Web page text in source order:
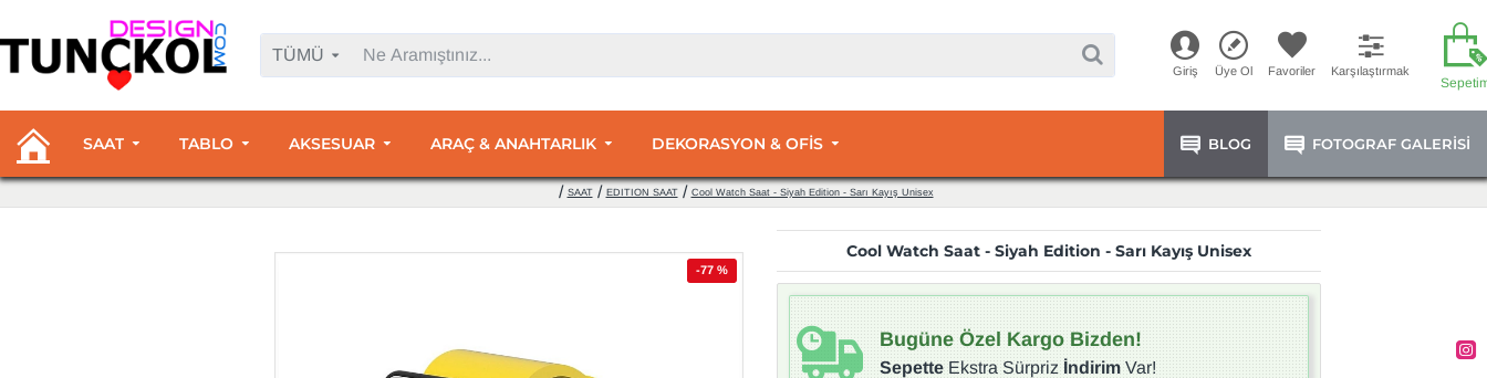
TÜMÜ
Giriş Üye Ol Favoriler Karşılaştırmak
SAAT TABLO AKSESUAR ARAÇ & ANAHTARLIK DEKORASYON & OFİS BLOG FOTOGRAF GALERISI
SAAT EDITION SAAT Cool Watch Saat - Siyah Edition - Sarı Kayış Unisex
-77 %
Cool Watch Saat - Siyah Edition - Sarı Kayış Unisex
Bugüne Özel Kargo Bizden!
SepetteEkstra SürprizİndirimVar!